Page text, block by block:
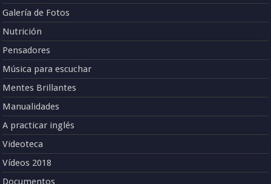
Galería de Fotos
Nutrición
Pensadores
Música para escuchar
Mentes Brillantes
Manualidades
A practicar inglés
Videoteca
Vídeos 2018
Documentos